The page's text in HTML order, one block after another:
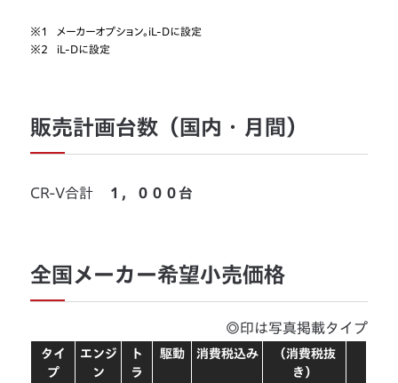
※1
メーカーオプション。iL-Dに設定
※2
iL-Dに設定
販売計画台数（国内・月間）
CR-V合計 １，０００台
全国メーカー希望小売価格
◎印は写真掲載タイプ
タイ
プ
エンジ
ン
ト
ラ
駆動 消費税込み
（消費税抜
き）